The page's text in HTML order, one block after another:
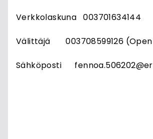
Verkkolaskuna 003701634144
Välittäjä 003708599126
Sähköposti